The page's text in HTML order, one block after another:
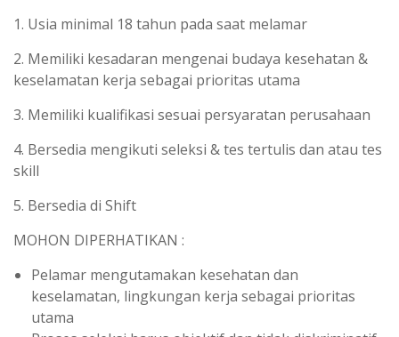
1. Usia minimal 18 tahun pada saat melamar
2. Memiliki kesadaran mengenai budaya kesehatan &
keselamatan kerja sebagai prioritas utama
3. Memiliki kualifikasi sesuai persyaratan perusahaan
4. Bersedia mengikuti seleksi & tes tertulis dan atau tes
skill
5. Bersedia di Shift
MOHON DIPERHATIKAN :
Pelamar mengutamakan kesehatan dan
keselamatan, lingkungan kerja sebagai prioritas
utama